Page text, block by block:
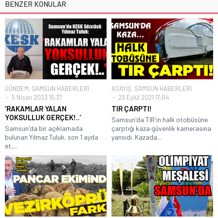
BENZER KONULAR
GÜNDEM, SAMSUN HABERLERİ
5 Nisan 2023 15:37
‘RAKAMLAR YALAN
YOKSULLUK GERÇEK!..’
Samsun'da bir açıklamada
bulunan Yılmaz Tuluk, son 1 ayda
et,...
ASAYİŞ, SAMSUN HABERLERİ
29 Eylül 2021 17:04
TIR ÇARPTI!
Samsun'da TIR'ın halk otobüsüne
çarptığı kaza güvenlik kamerasına
yansıdı. Kazada...